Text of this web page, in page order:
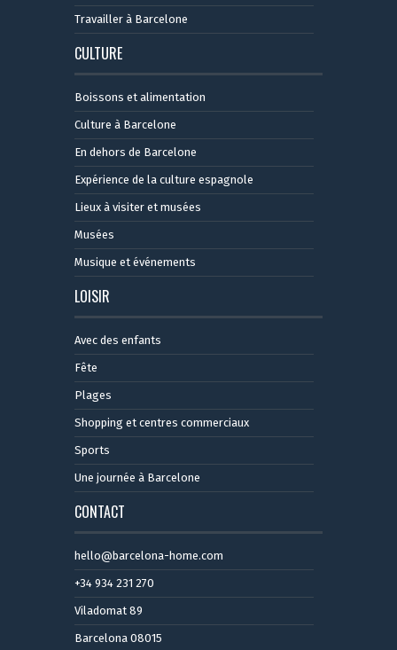
Travailler à Barcelone
CULTURE
Boissons et alimentation
Culture à Barcelone
En dehors de Barcelone
Expérience de la culture espagnole
Lieux à visiter et musées
Musées
Musique et événements
LOISIR
Avec des enfants
Fête
Plages
Shopping et centres commerciaux
Sports
Une journée à Barcelone
CONTACT
hello@barcelona-home.com
+34 934 231 270
Viladomat 89
Barcelona 08015